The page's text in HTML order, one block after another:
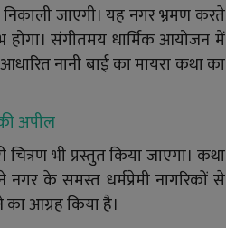
जाएगी। यह नगर भ्रमण करते
होगा। संगीतमय धार्मिक आयोजन में
नानी बाई का मायरा कथा का
अपील
भी प्रस्तुत किया जाएगा। कथा
नगर के समस्त धर्मप्रेमी नागरिकों से
आग्रह किया है।